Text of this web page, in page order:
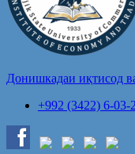
Донишкадаи иқтисод
+992 (3422) 6-03-